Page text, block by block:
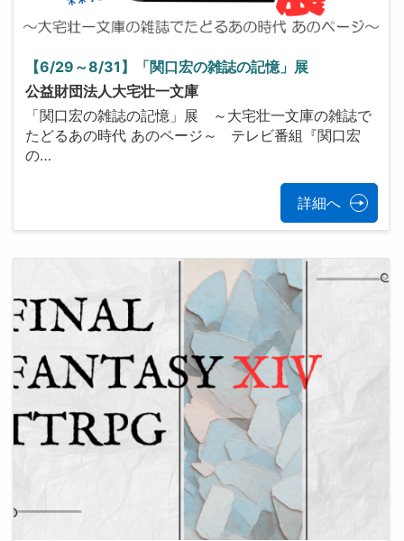
【6/29～8/31】「関口宏の雑誌の記憶」展
公益財団法人大宅壮一文庫
「関口宏の雑誌の記憶」展 ～大宅壮一文庫の雑誌で
たどるあの時代 あのページ～ テレビ番組『関口宏
の…
詳細へ